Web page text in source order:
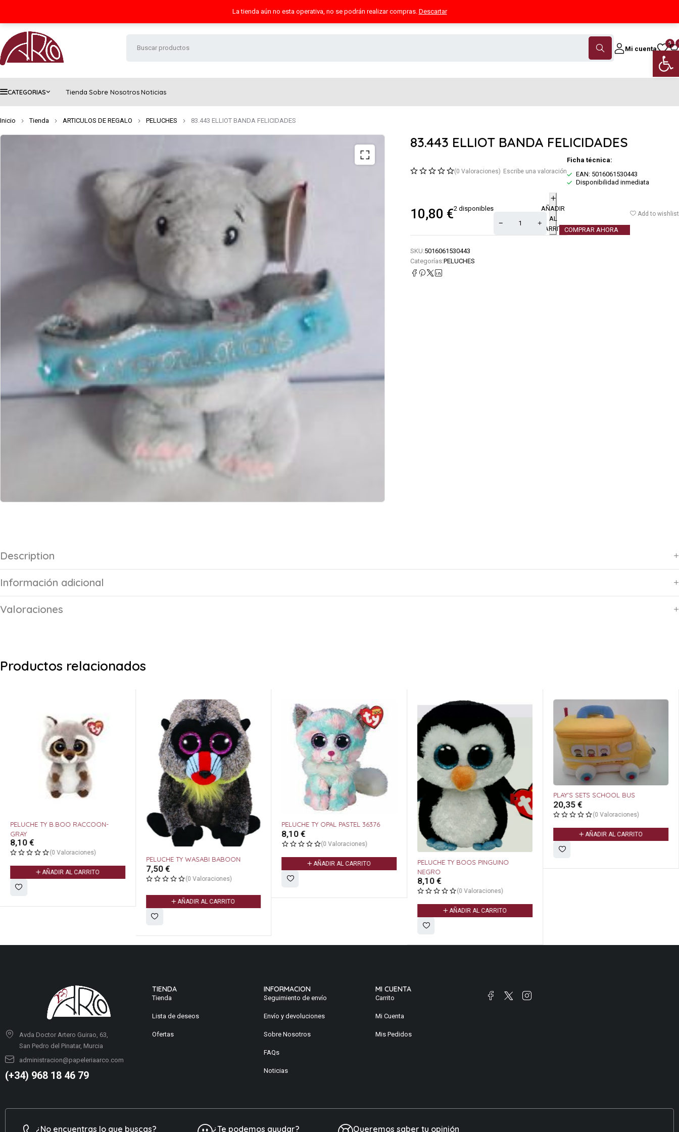
Abrir
La tienda aún no esta operativa, no se podrán realizar compras. Descartar
Mi cuenta
0
CATEGORIAS Tienda Sobre NosotrosNoticias
Inicio Tienda ARTICULOS DE REGALO PELUCHES 83.443 ELLIOT BANDA FELICIDADES
83.443 ELLIOT BANDA FELICIDADES
(0 Valoraciones) Escribe una valoración
Ficha técnica:
EAN: 5016061530443
Disponibilidad inmediata
10,80 €2 disponibles
AÑADIR
AL
CARRITOCOMPRAR AHORA
Add to wishlist
SKU:5016061530443
Categorías:PELUCHES
Description
Información adicional
Valoraciones
Productos relacionados
PELUCHE TY B.BOO RACCOON-
GRAY
8,10 €
(0 Valoraciones)
AÑADIR AL CARRITO
PELUCHE TY WASABI BABOON
7,50 €
(0 Valoraciones)
AÑADIR AL CARRITO
PELUCHE TY OPAL PASTEL 36376
8,10€
(0 Valoraciones)
AÑADIR AL CARRITO
PELUCHE TY BOOS PINGUINO
NEGRO
8,10€
(0 Valoraciones)
AÑADIR AL CARRITO
PLAY'S SETS SCHOOL BUS
20,35€
(0 Valoraciones)
AÑADIR AL CARRITO
Avda Doctor Artero Guirao, 63,
San Pedro del Pinatar, Murcia
administracion@papeleriaarco.com
(+34) 968 18 46 79
TIENDA
Tienda
Lista de deseos
Ofertas
INFORMACION
Seguimiento de envío
Envío y devoluciones
Sobre Nosotros
FAQs
Noticias
MI CUENTA
Carrito
Mi Cuenta
Mis Pedidos
¿No encuentras lo que buscas? ¿Te podemos ayudar? Queremos saber tu opinión